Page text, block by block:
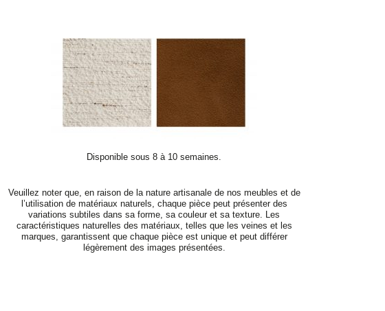
Disponible sous 8 à 10 semaines.
Veuillez noter que, en raison de la nature artisanale de nos meubles et de
l’utilisation de matériaux naturels, chaque pièce peut présenter des
variations subtiles dans sa forme, sa couleur et sa texture. Les
caractéristiques naturelles des matériaux, telles que les veines et les
marques, garantissent que chaque pièce est unique et peut différer
légèrement des images présentées.